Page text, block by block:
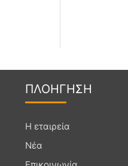
ΠΛΟΗΓΗΣΗ
Η εταιρεία
Νέα